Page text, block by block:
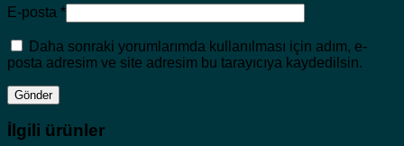
E-posta *
Daha sonraki yorumlarımda kullanılması için adım, e-
posta adresim ve site adresim bu tarayıcıya kaydedilsin.
İlgili ürünler